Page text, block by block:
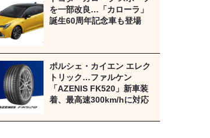
を一部改良…「カローラ」
誕生60周年記念車も登場
ポルシェ・カイエン エレク
トリック…ファルケン
「AZENIS FK520」新車装
着、最高速300km/hに対応